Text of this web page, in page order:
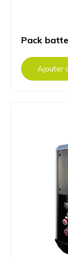
Pack
Ajouter